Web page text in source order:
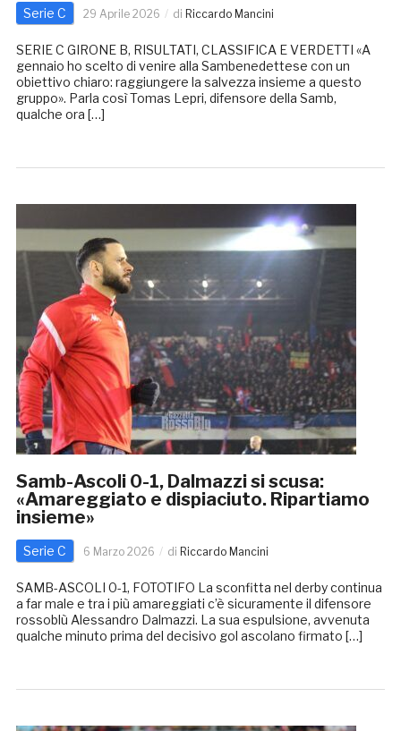
Serie C 29 Aprile 2026 di Riccardo Mancini
SERIE C GIRONE B, RISULTATI, CLASSIFICA E VERDETTI «A
gennaio ho scelto di venire alla Sambenedettese con un
obiettivo chiaro: raggiungere la salvezza insieme a questo
gruppo». Parla così Tomas Lepri, difensore della Samb,
qualche ora […]
Samb-Ascoli 0-1, Dalmazzi si scusa:
«Amareggiato e dispiaciuto. Ripartiamo
insieme»
Serie C 6 Marzo 2026 di Riccardo Mancini
SAMB-ASCOLI 0-1, FOTOTIFO La sconfitta nel derby continua
a far male e tra i più amareggiati c’è sicuramente il difensore
rossoblù Alessandro Dalmazzi. La sua espulsione, avvenuta
qualche minuto prima del decisivo gol ascolano firmato […]